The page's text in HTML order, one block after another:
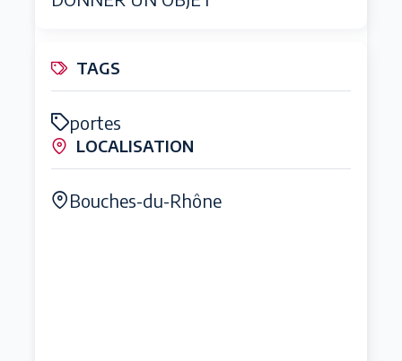
TAGS
portes
LOCALISATION
Bouches-du-Rhône